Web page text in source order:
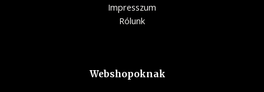
Impresszum
Rólunk
Webshopoknak